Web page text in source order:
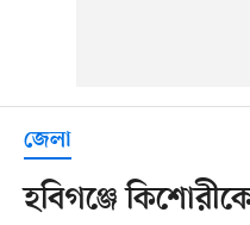
জেলা
হবিগঞ্জে